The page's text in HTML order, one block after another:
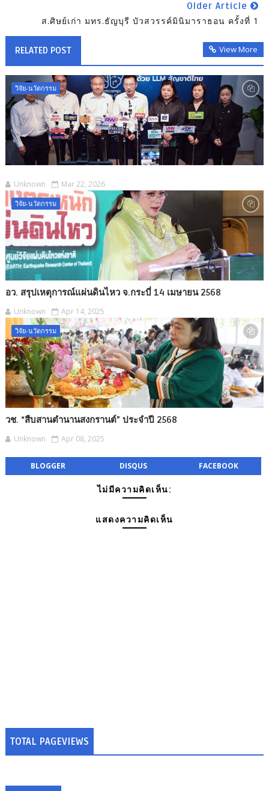
Older Article
ส.ศิษย์เก่า มทร.ธัญบุรี บัวสวรรค์มินิมาราธอน ครั้งที่ 1
RELATED POST View More
วิจัย-นวัตกรรม
Unknown Mar 22, 2026
วิจัย-นวัตกรรม
อว. สรุปเหตุการณ์แผ่นดินไหว จ.กระบี่ 14 เมษายน 2568
Unknown Apr 14, 2025
วิจัย-นวัตกรรม
วช. “สืบสานตำนานสงกรานต์” ประจำปี 2568
Unknown Apr 08, 2025
BLOGGER DISQUS FACEBOOK
ไม่มีความคิดเห็น:
แสดงความคิดเห็น
TOTAL PAGEVIEWS